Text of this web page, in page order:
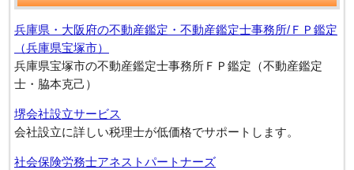
兵庫県・大阪府の不動産鑑定・不動産鑑定士事務所/ＦＰ鑑定
（兵庫県宝塚市）
兵庫県宝塚市の不動産鑑定士事務所ＦＰ鑑定（不動産鑑定
士・脇本克己）
堺会社設立サービス
会社設立に詳しい税理士が低価格でサポートします。
社会保険労務士アネストパートナーズ